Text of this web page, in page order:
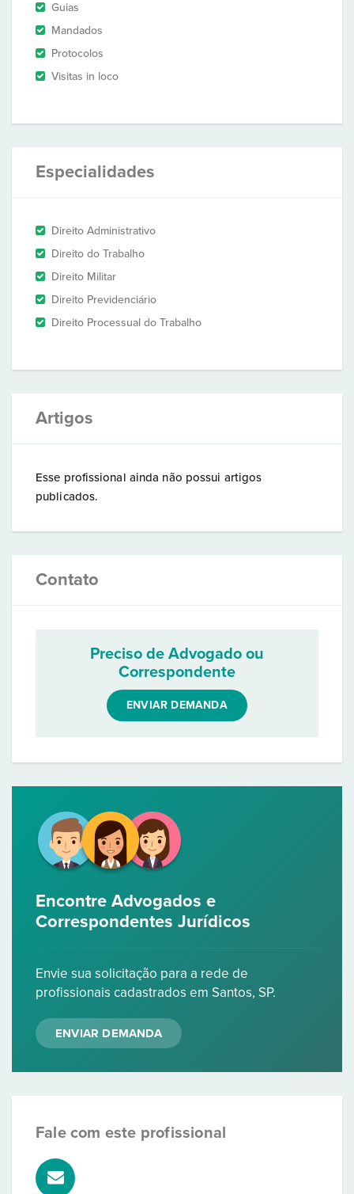
Guias
Mandados
Protocolos
Visitas in loco
Especialidades
Direito Administrativo
Direito do Trabalho
Direito Militar
Direito Previdenciário
Direito Processual do Trabalho
Artigos
Esse profissional ainda não possui artigos
publicados.
Contato
Preciso de Advogado ou
Correspondente
ENVIAR DEMANDA
Encontre Advogados e
Correspondentes Jurídicos
Envie sua solicitação para a rede de
profissionais cadastrados em Santos, SP.
ENVIAR DEMANDA
Fale com este profissional